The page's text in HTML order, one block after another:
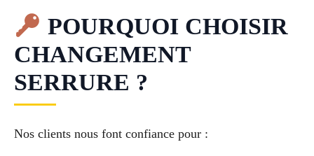
POURQUOI CHOISIR
CHANGEMENT
SERRURE ?
Nos clients nous font confiance pour :